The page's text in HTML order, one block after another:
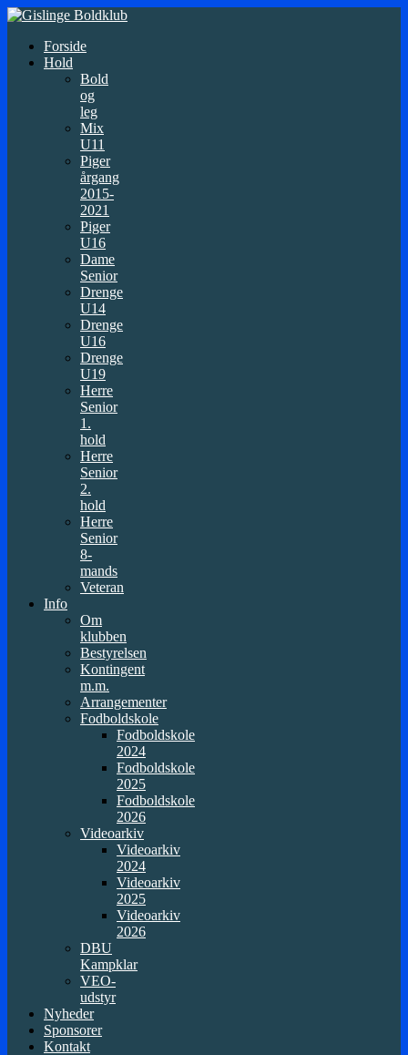
Forside
Hold
Bold
og
leg
Mix
U11
Piger
årgang
2015-
2021
Piger
U16
Dame
Senior
Drenge
U14
Drenge
U16
Drenge
U19
Herre
Senior
1.
hold
Herre
Senior
2.
hold
Herre
Senior
8-
mands
Veteran
Info
Om
klubben
Bestyrelsen
Kontingent
m.m.
Arrangementer
Fodboldskole
Fodboldskole
2024
Fodboldskole
2025
Fodboldskole
2026
Videoarkiv
Videoarkiv
2024
Videoarkiv
2025
Videoarkiv
2026
DBU
Kampklar
VEO-
udstyr
Nyheder
Sponsorer
Kontakt